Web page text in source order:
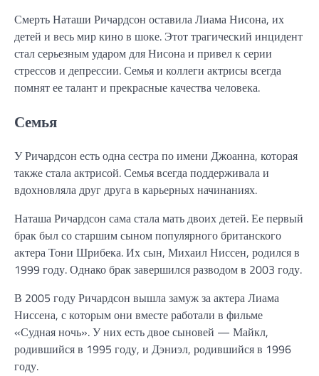
Смерть Наташи Ричардсон оставила Лиама Нисона, их
детей и весь мир кино в шоке. Этот трагический инцидент
стал серьезным ударом для Нисона и привел к серии
стрессов и депрессии. Семья и коллеги актрисы всегда
помнят ее талант и прекрасные качества человека.
Семья
У Ричардсон есть одна сестра по имени Джоанна, которая
также стала актрисой. Семья всегда поддерживала и
вдохновляла друг друга в карьерных начинаниях.
Наташа Ричардсон сама стала мать двоих детей. Ее первый
брак был со старшим сыном популярного британского
актера Тони Шрибека. Их сын, Михаил Ниссен, родился в
1999 году. Однако брак завершился разводом в 2003 году.
В 2005 году Ричардсон вышла замуж за актера Лиама
Ниссена, с которым они вместе работали в фильме
«Судная ночь». У них есть двое сыновей — Майкл,
родившийся в 1995 году, и Дэниэл, родившийся в 1996
году.